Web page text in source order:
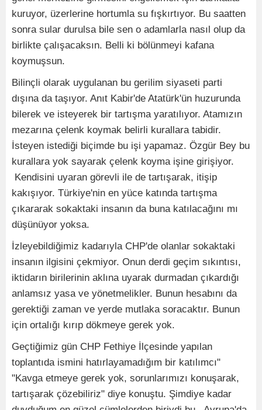
kuruyor, üzerlerine hortumla su fışkırtıyor. Bu saatten
sonra sular durulsa bile sen o adamlarla nasıl olup da
birlikte çalışacaksın. Belli ki bölünmeyi kafana
koymuşsun.
Bilinçli olarak uygulanan bu gerilim siyaseti parti
dışına da taşıyor. Anıt Kabir'de Atatürk'ün huzurunda
bilerek ve isteyerek bir tartışma yaratılıyor. Atamızın
mezarına çelenk koymak belirli kurallara tabidir.
İsteyen istediği biçimde bu işi yapamaz. Özgür Bey bu
kurallara yok sayarak çelenk koyma işine girişiyor.
Kendisini uyaran görevli ile de tartışarak, itişip
kakışıyor. Türkiye'nin en yüce katında tartışma
çıkararak sokaktaki insanın da buna katılacağını mı
düşünüyor yoksa.
İzleyebildiğimiz kadarıyla CHP'de olanlar sokaktaki
insanın ilgisini çekmiyor. Onun derdi geçim sıkıntısı,
iktidarın birilerinin aklına uyarak durmadan çıkardığı
anlamsız yasa ve yönetmelikler. Bunun hesabını da
gerektiği zaman ve yerde mutlaka soracaktır. Bunun
için ortalığı kırıp dökmeye gerek yok.
Geçtiğimiz gün CHP Fethiye İlçesinde yapılan
toplantıda ismini hatırlayamadığım bir katılımcı"
"Kavga etmeye gerek yok, sorunlarımızı konuşarak,
tartışarak çözebiliriz" diye konuştu. Şimdiye kadar